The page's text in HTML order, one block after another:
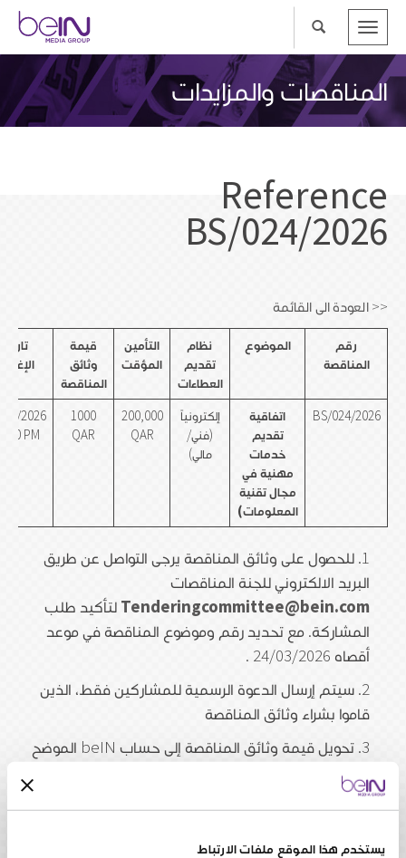
يستخدم هذا الموقع ملفات الارتباط
Toggle
navigation
المناقصات والمزايدات
Reference
BS/024/2026
<< العودة الى القائمة
رقم
المناقصة
الموضوع
نظام
تقديم
العطاءات
التأمين
المؤقت
قيمة
وثائق
المناقصة
تاريخ
BS/024/2026
اتفاقية
تقديم
خدمات
مهنية في
مجال تقنية
المعلومات)
إلكترونياً
(فني/
مالي)
200,000
QAR
1000
QAR
2026
PM
للحصول على وثائق المناقصة يرجى التواصل عن طريق
البريد الالكتروني للجنة المناقصات
Tenderingcommittee@bein.com لتأكيد طلب
المشاركة. مع تحديد رقم وموضوع المناقصة في موعد
أقصاه 24/03/2026 .
سيتم إرسال الدعوة الرسمية للمشاركين فقط، الذين
قاموا بشراء وثائق المناقصة
تحويل قيمة وثائق المناقصة إلى حساب beIN الموضح
أدناه (غير قابل للاسترداد):
Bank Name
MASRAF ALRAYAN – Grand Hamad Branch.
Account Number
0003-118566-207